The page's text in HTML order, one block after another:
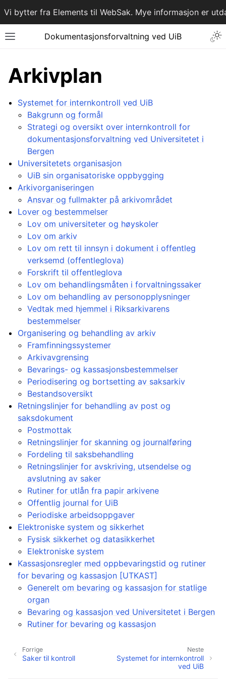
Vi bytter fra Elements til WebSak. Mye informasjon er
Dokumentasjons­forvaltning ved UiB
Arkivplan
Systemet for internkontroll ved UiB
Bakgrunn og formål
Strategi og oversikt over internkontroll for
dokumentasjonsforvaltning ved Universitetet i
Bergen
Universitetets organisasjon
UiB sin organisatoriske oppbygging
Arkivorganiseringen
Ansvar og fullmakter på arkivområdet
Lover og bestemmelser
Lov om universiteter og høyskoler
Lov om arkiv
Lov om rett til innsyn i dokument i offentleg
verksemd (offentleglova)
Forskrift til offentleglova
Lov om behandlingsmåten i forvaltningssaker
Lov om behandling av personopplysninger
Vedtak med hjemmel i Riksarkivarens
bestemmelser
Organisering og behandling av arkiv
Framfinningssystemer
Arkivavgrensing
Bevarings- og kassasjonsbestemmelser
Periodisering og bortsetting av saksarkiv
Bestandsoversikt
Retningslinjer for behandling av post og
saksdokument
Postmottak
Retningslinjer for skanning og journalføring
Fordeling til saksbehandling
Retningslinjer for avskriving, utsendelse og
avslutning av saker
Rutiner for utlån fra papir arkivene
Offentlig journal for UiB
Periodiske arbeidsoppgaver
Elektroniske system og sikkerhet
Fysisk sikkerhet og datasikkerhet
Elektroniske system
Kassasjonsregler med oppbevaringstid og rutiner
for bevaring og kassasjon [UTKAST]
Generelt om bevaring og kassasjon for statlige
organ
Bevaring og kassasjon ved Universitetet i Bergen
Rutiner for bevaring og kassasjon
Neste
Systemet for internkontroll
ved UiB
Forrige
Saker til kontroll